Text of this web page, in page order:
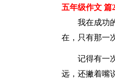
五年级作文 篇
我在成功的
在，只有那一
记得有一次
远，还撇着嘴